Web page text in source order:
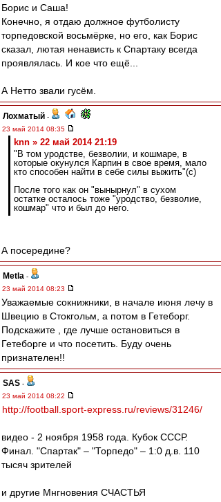
Борис и Саша!
Конечно, я отдаю должное футболисту
торпедовской восьмёрке, но его, как Борис
сказал, лютая ненависть к Спартаку всегда
проявлялась. И кое что ещё...
А Нетто звали гусём.
Лохматый -
23 май 2014 08:35
knn » 22 май 2014 21:19
"В том уродстве, безволии, и кошмаре, в
которые окунулся Карпин в свое время, мало
кто способен найти в себе силы выжить"(c)
После того как он "вынырнул" в сухом
остатке осталось тоже "уродство, безволие,
кошмар" что и был до него.
А посередине?
Metla -
23 май 2014 08:23
Уважаемые сокнижники, в начале июня лечу в
Швецию в Стокгольм, а потом в Гетеборг.
Подскажите , где лучше остановиться в
Гетеборге и что посетить. Буду очень
признателен!!
SAS -
23 май 2014 08:22
http://football.sport-express.ru/reviews/31246/
видео - 2 ноября 1958 года. Кубок СССР.
Финал. "Спартак" – "Торпедо" – 1:0 д.в. 110
тысяч зрителей
и другие Мнгновения СЧАСТЬЯ